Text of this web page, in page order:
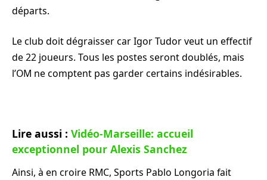
départs.
Le club doit dégraisser car Igor Tudor veut un effectif
de 22 joueurs. Tous les postes seront doublés, mais
l’OM ne comptent pas garder certains indésirables.
Lire aussi : Vidéo-Marseille: accueil
exceptionnel pour Alexis Sanchez
Ainsi, à en croire RMC, Sports Pablo Longoria fait